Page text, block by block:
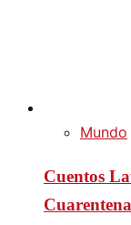
Mundo
Cuentos
Cuarentena